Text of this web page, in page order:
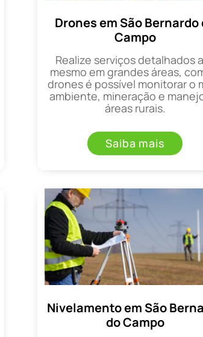
Drones em São Bernardo
Campo
Realize serviços detalhados
mesmo em grandes áreas,
drones é possível monitorar o
ambiente, mineração e
áreas rurais.
Saiba mais
Nivelamento em São
do Campo